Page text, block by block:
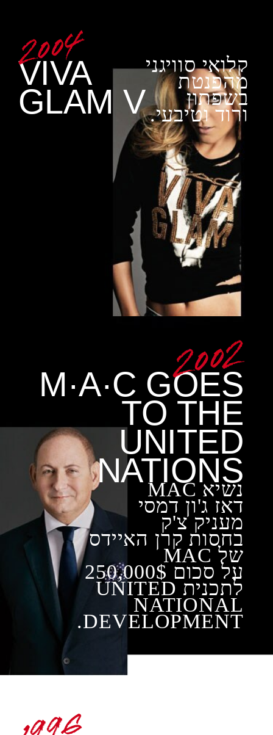
VIVA
GLAM V
קלואי סוויגני
מהפנטת
בשפתון
ורוד וטיבעי.
M·A·C GOES
TO THE
UNITED
NATIONS
נשיא MAC
דאז ג'ון דמסי
מעניק צ'ק
בחסות קרן האיידס
של MAC
על סכום 250,000$
לתכנית UNITED
NATIONAL
DEVELOPMENT.